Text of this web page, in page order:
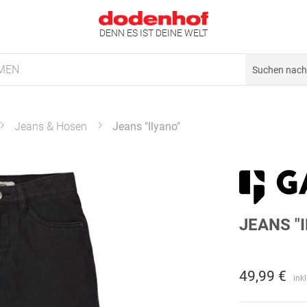
DENN ES IST DEINE WELT
Jeans & Hosen Jeans "Ilyano"
JEANS
49,99 €